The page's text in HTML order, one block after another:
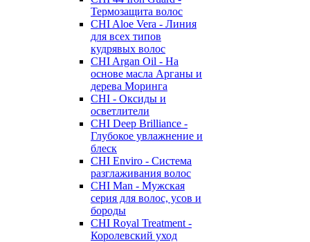
Термозащита волос
CHI Aloe Vera - Линия
для всех типов
кудрявых волос
CHI Argan Oil - На
основе масла Арганы и
дерева Моринга
CHI - Оксиды и
осветлители
CHI Deep Brilliance -
Глубокое увлажнение и
блеск
CHI Enviro - Система
разглаживания волос
CHI Man - Мужская
серия для волос, усов и
бороды
CHI Royal Treatment -
Королевский уход